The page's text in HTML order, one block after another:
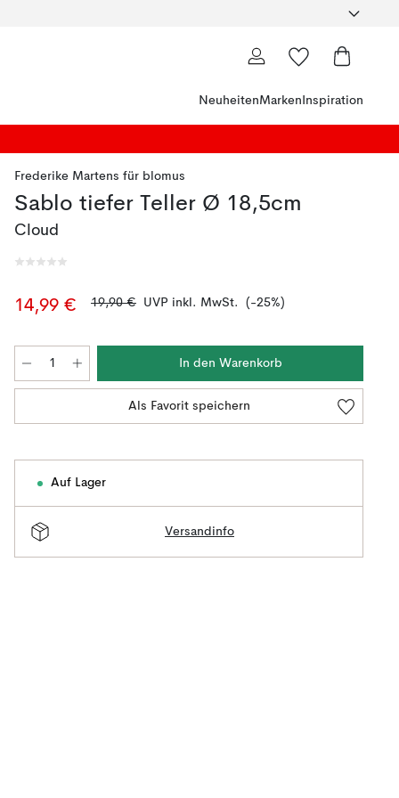
NeuheitenMarken Inspiration
Frederike Martens für blomus
Sablo tiefer Teller Ø 18,5cm
Cloud
14,99 € 19,90 € UVP inkl. MwSt. (-25%)
In den Warenkorb
Als Favorit speichern
Auf Lager
Versandinfo